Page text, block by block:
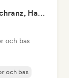
Tokyo Electronic Drift 🏎️ Schranz, Hard Techno & Anime EDM
och bas
och bas